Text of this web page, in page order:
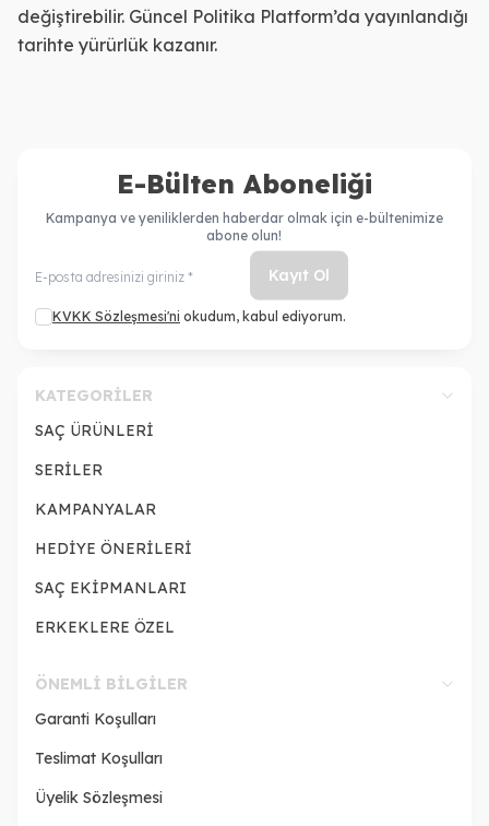
değiştirebilir. Güncel Politika Platform’da yayınlandığı
tarihte yürürlük kazanır.
E-Bülten Aboneliği
Kampanya ve yeniliklerden haberdar olmak için e-bültenimize
abone olun!
Kayıt Ol
KVKK Sözleşmesi'ni okudum, kabul ediyorum.
KATEGORILER
SAÇ ÜRÜNLERİ
SERİLER
KAMPANYALAR
HEDİYE ÖNERİLERİ
SAÇ EKİPMANLARI
ERKEKLERE ÖZEL
ÖNEMLI BILGILER
Garanti Koşulları
Teslimat Koşulları
Üyelik Sözleşmesi